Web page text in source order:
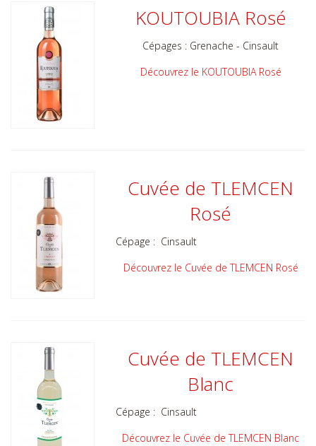
KOUTOUBIA Rosé
Cépages : Grenache - Cinsault
Découvrez le KOUTOUBIA Rosé
Cuvée de TLEMCEN
Rosé
Cépage : Cinsault
Découvrez le Cuvée de TLEMCEN Rosé
Cuvée de TLEMCEN
Blanc
Cépage : Cinsault
Découvrez le Cuvée de TLEMCEN Blanc